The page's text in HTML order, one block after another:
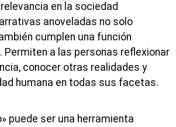
en la sociedad
anoveladas no solo
cumplen una función
Permiten a las personas reflexionar
conocer otras realidades y
humana en todas sus facetas.
puede ser una herramienta